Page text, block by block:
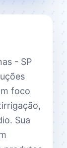
- SP
foco
Sua